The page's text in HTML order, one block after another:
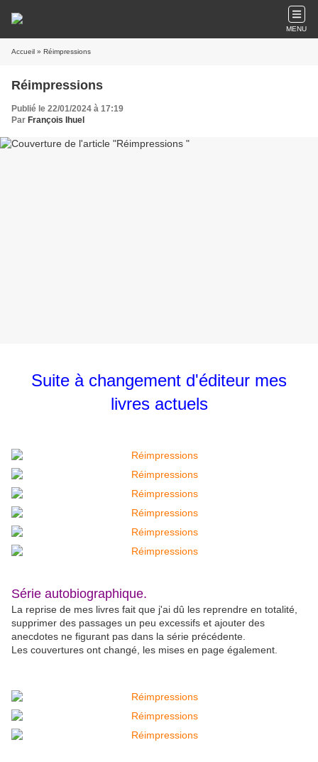
MENU
Accueil » Réimpressions
Réimpressions
Publié le 22/01/2024 à 17:19
Par François Ihuel
Suite à changement d'éditeur mes
livres actuels
Série autobiographique.
La reprise de mes livres fait que j'ai dû les reprendre en totalité,
supprimer des passages un peu excessifs et ajouter des
anecdotes ne figurant pas dans la série précédente.
Les couvertures ont changé, les mises en page également.